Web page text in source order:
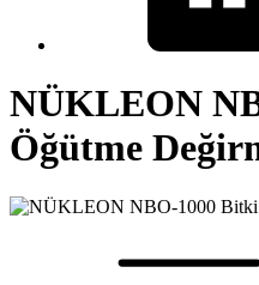
NÜKLEON
Öğütme